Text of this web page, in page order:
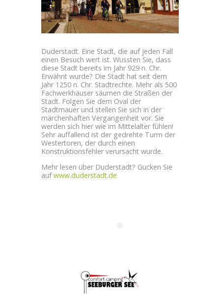
Duderstadt. Eine Stadt, die auf jeden Fall
einen Besuch wert ist. Wussten Sie, dass
diese Stadt bereits im Jahr 929 n. Chr.
Erwähnt wurde? Die Stadt hat seit dem
Jahr 1250 n. Chr. Stadtrechte. Mehr als 500
Fachwerkhäuser säumen die Straßen der
Stadt. Folgen Sie dem Oval der
Stadtmauer und stellen Sie sich in der
märchenhaften Vergangenheit vor. Sie
werden sich hier wie im Mittelalter fühlen!
Sehr auffallend ist der gedrehte Turm der
Westertoren, der durch einen
Konstruktionsfehler verursacht wurde.
Mehr lesen über Duderstadt? Gucken Sie
aufwww.duderstadt.de